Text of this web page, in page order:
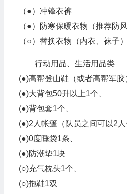
（●）冲锋衣裤
（●）防寒保暖衣物（推荐防
（○）替换衣物（内衣、袜子）
行动用品、生活用品类
(●)高帮登山鞋（或者高帮军胶
(●)大背包50升以上1个、
(●)背包套1个、
(●)2人帐篷（队员之间可以2人
(●)0度睡袋1条、
(●)防潮垫1块
(○)充气枕头1个、
(○)拖鞋1双